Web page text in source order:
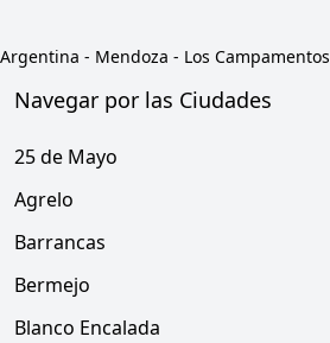
Argentina - Mendoza - Los Campamentos
Navegar por las Ciudades
25 de Mayo
Agrelo
Barrancas
Bermejo
Blanco Encalada